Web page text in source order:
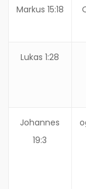
Markus 15:18
Lukas 1:28
Johannes
19:3